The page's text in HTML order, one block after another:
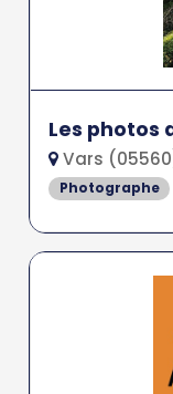
Les photos
Vars
Photographe